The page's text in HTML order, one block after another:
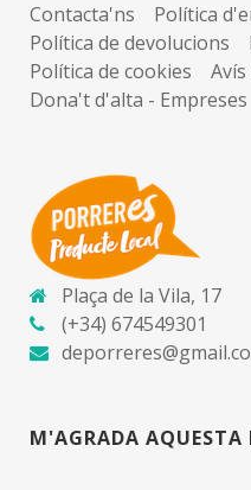
Contacta'ns
Política
Política de devolucions
Política de cookies
Dona't d'alta - Empreses
Plaça de la Vila, 17
(+34) 674549301
M'AGRADA AQUESTA